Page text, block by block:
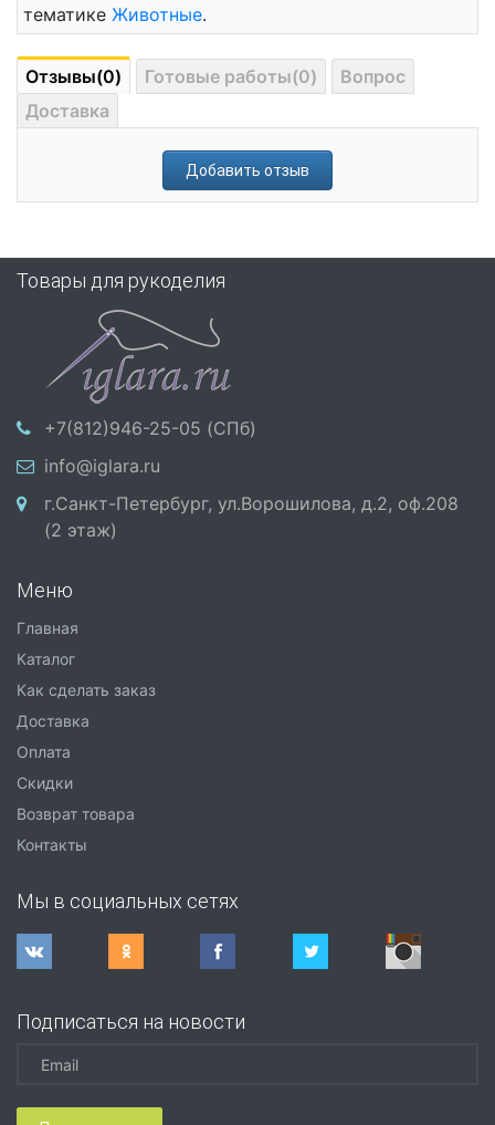
тематике Животные.
Отзывы(0) Готовые работы(0)
Вопрос
Доставка
Добавить отзыв
Товары для рукоделия
+7(812)946-25-05 (СПб)
info@iglara.ru
г.Санкт-Петербург, ул.Ворошилова, д.2, оф.208
(2 этаж)
Меню
Главная
Каталог
Как сделать заказ
Доставка
Оплата
Скидки
Возврат товара
Контакты
Мы в социальных сетях
Подписаться на новости